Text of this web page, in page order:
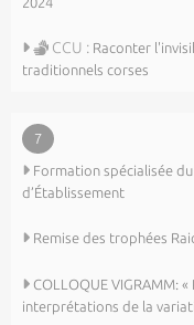
CCU : Raconter
traditionnels corses
7
Formation spécialisée
d’Établissement
Remise des trophées
COLLOQUE VIGRAMM:
interprétations de la